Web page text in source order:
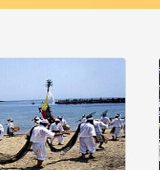
#강진 #제주도설화
#왕건 #지역의 오래된 가